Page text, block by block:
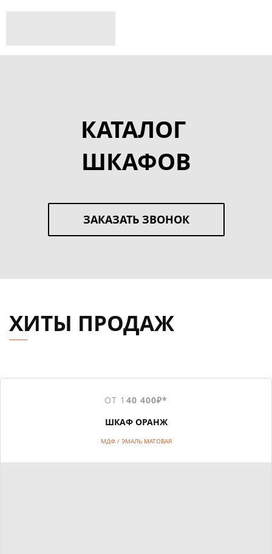
КАТАЛОГ
ШКАФОВ
ЗАКАЗАТЬ ЗВОНОК
ХИТЫ ПРОДАЖ
ОТ 1 40 400₽*
ШКАФ ОРАНЖ
МДФ / ЭМАЛЬ МАТОВАЯ